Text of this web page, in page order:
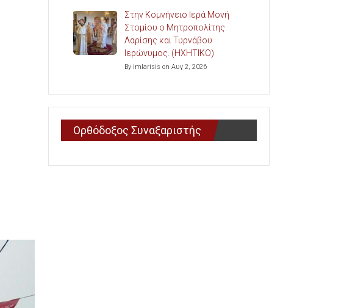
Στην Κομνήνειο Ιερά Μονή
Στομίου ο Μητροπολίτης
Λαρίσης και Τυρνάβου
Ιερώνυμος. (ΗΧΗΤΙΚΟ)
By imlarisis on Αυγ 2, 2026
Ορθόδοξος Συναξαριστής